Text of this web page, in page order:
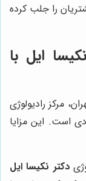
را جلب کرده
ایل با
مرکز رادیولوژی
است. این مزایا
دکتر نکیسا ایل